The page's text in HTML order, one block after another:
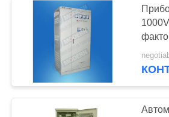
ФАБРИКИ
ПРОВЕРКА
КАЧЕСТВА
СВЯЖИТЕСЬ
Трехфазный
напряженияKVAR